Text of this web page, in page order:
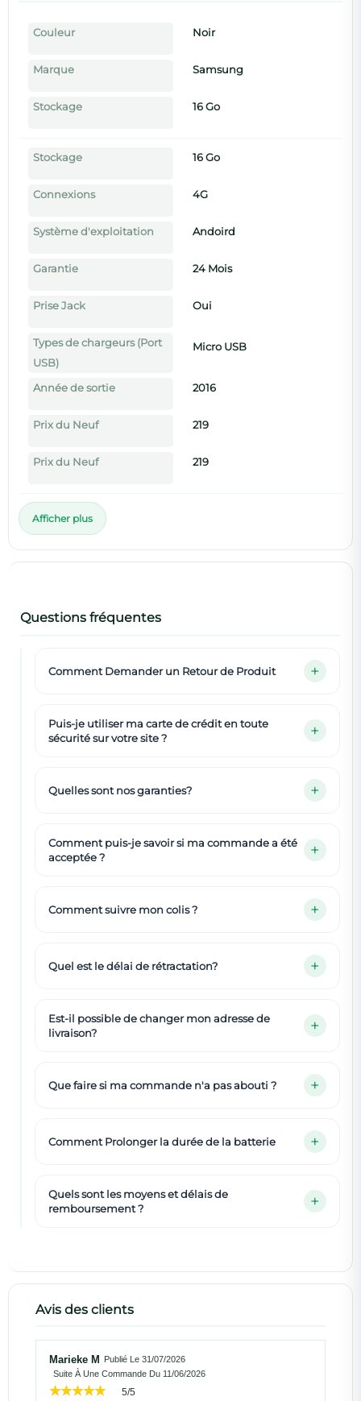
Couleur Noir
Marque Samsung
Stockage 16 Go
Stockage 16 Go
Connexions 4G
Système d'exploitation Andoird
Garantie 24 Mois
Prise Jack Oui
Types de chargeurs (Port
USB)
Micro USB
Année de sortie 2016
Prix du Neuf 219
Prix du Neuf 219
Afficher plus
Questions fréquentes
Comment Demander un Retour de Produit
Puis-je utiliser ma carte de crédit en toute
sécurité sur votre site ?
Quelles sont nos garanties?
Comment puis-je savoir si ma commande a été
acceptée ?
Comment suivre mon colis ?
Quel est le délai de rétractation?
Est-il possible de changer mon adresse de
livraison?
Que faire si ma commande n'a pas abouti ?
Comment Prolonger la durée de la batterie
Quels sont les moyens et délais de
remboursement ?
Avis des clients
Marieke M
Publié Le 31/07/2026
Suite À Une Commande Du 11/06/2026
5/5